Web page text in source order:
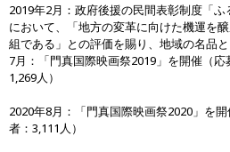
2019年2月：政府後援の民間表彰制度「ふ
において、「地方の変革に向けた機運を
組である」との評価を賜り、地域の名品
7月：「門真国際映画祭2019」を開催（応
1,269人）
2020年8月：「門真国際映画祭2020」を
者：3,111人）